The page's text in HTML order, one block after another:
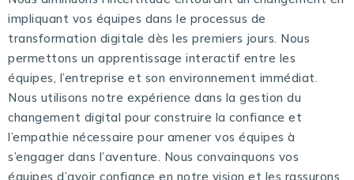
impliquant vos équipes dans le processus de
transformation digitale dès les premiers jours. Nous
permettons un apprentissage interactif entre les
équipes, l’entreprise et son environnement immédiat.
Nous utilisons notre expérience dans la gestion du
changement digital pour construire la confiance et
l’empathie nécessaire pour amener vos équipes à
s’engager dans l’aventure. Nous convainquons vos
équipes d’avoir confiance en notre vision et les rassurons